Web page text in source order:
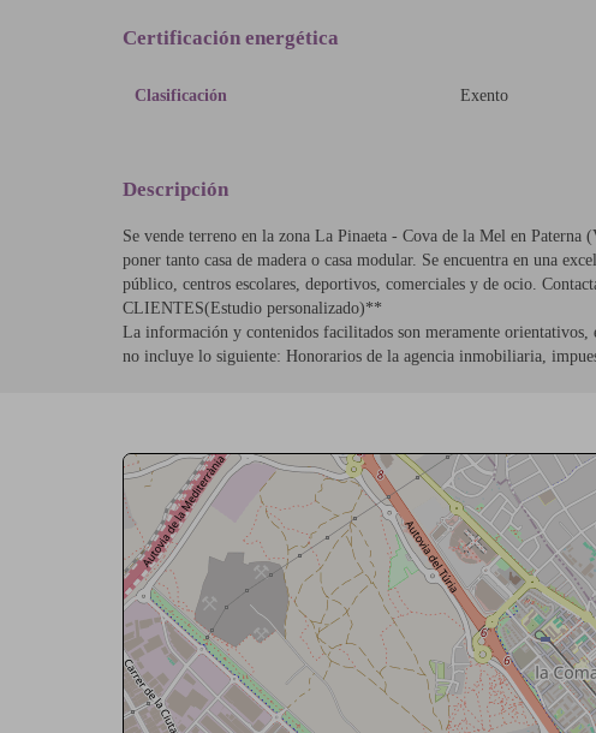
Certificación energética
Clasificación Exento
Descripción
Se vende terreno en la zona La Pinaeta - Cova de la Mel en
poner tanto casa de madera o casa modular. Se encuentra en una
público, centros escolares, deportivos, comerciales y de ocio.
CLIENTES(Estudio personalizado)**
La información y contenidos facilitados son meramente
no incluye lo siguiente: Honorarios de la agencia inmobiliaria,